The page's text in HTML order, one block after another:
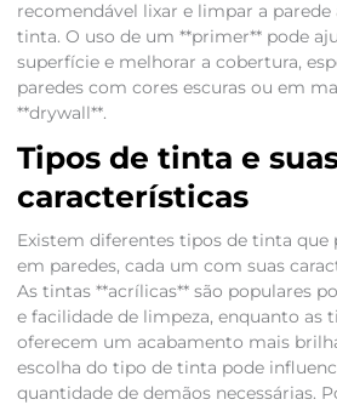
recomendável lixar e limpar a parede
tinta. O uso de um **primer** pode
superfície e melhorar a cobertura,
paredes com cores escuras ou em
**drywall**.
Tipos de tinta e
características
Existem diferentes tipos de tinta que
em paredes, cada um com suas
As tintas **acrílicas** são populares
e facilidade de limpeza, enquanto as
oferecem um acabamento mais
escolha do tipo de tinta pode
quantidade de demãos necessárias.